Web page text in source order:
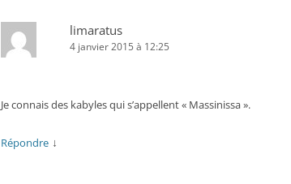
limaratus
4 janvier 2015 à 12:25
Je connais des kabyles qui s’appellent « Massinissa ».
Répondre ↓